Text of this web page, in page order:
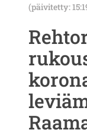
(päivitetty: